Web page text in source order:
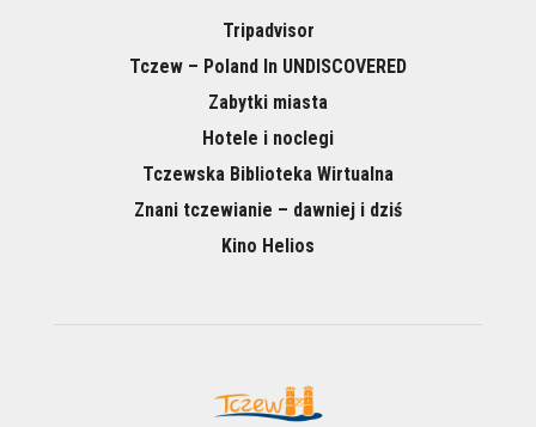
Tripadvisor
Tczew – Poland In UNDISCOVERED
Zabytki miasta
Hotele i noclegi
Tczewska Biblioteka Wirtualna
Znani tczewianie – dawniej i dziś
Kino Helios